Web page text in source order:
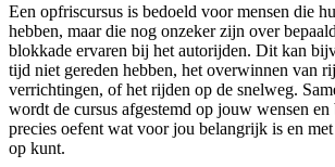
Een opfriscursus is bedoeld voor mensen die
hebben, maar die nog onzeker zijn over
blokkade ervaren bij het autorijden. Dit kan
tijd niet gereden hebben, het overwinnen van
verrichtingen, of het rijden op de snelweg.
wordt de cursus afgestemd op jouw wensen en
precies oefent wat voor jou belangrijk is en
op kunt.